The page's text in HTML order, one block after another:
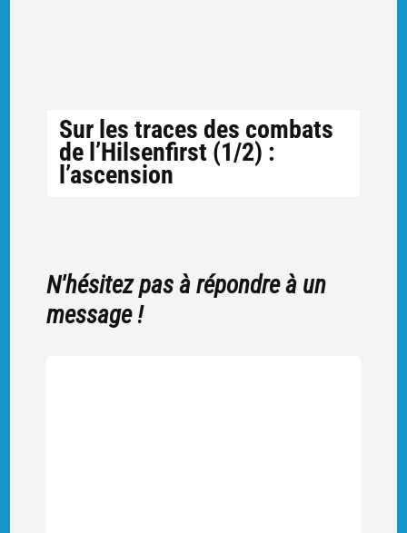
Sur les traces des combats
de l’Hilsenfirst (1/2) :
l’ascension
N'hésitez pas à répondre à un
message !